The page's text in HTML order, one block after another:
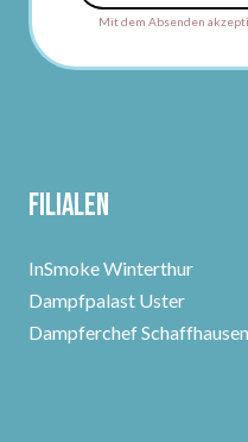
Mit dem Absenden
Filialen
InSmoke Winterthur
Dampfpalast Uster
Dampferchef Schaffhausen